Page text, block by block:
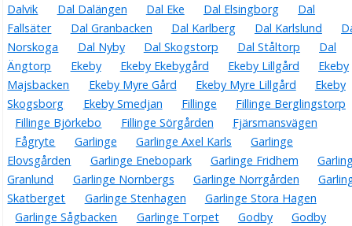
Dalvik
Dal Dalängen Dal Eke Dal Elsingborg
Dal
Fallsäter
Dal Granbacken Dal Karlberg Dal Karlslund
Norskoga
Dal Nyby Dal Skogstorp Dal Ståltorp
Dal
Ängtorp
Ekeby Ekeby Ekebygård Ekeby Lillgård
Ekeby
Majsbacken
Ekeby Myre Gård Ekeby Myre Lillgård
Ekeby
Skogsborg
Ekeby Smedjan Fillinge
Fillinge Berglingstorp
Fillinge Björkebo
Fillinge Sörgården
Fjärsmansvägen
Fågryte
Garlinge Garlinge Axel Karls
Garlinge
Elovsgården
Garlinge Enebopark Garlinge Fridhem
Granlund
Garlinge Nornbergs Garlinge Norrgården
Skatberget
Garlinge Stenhagen
Garlinge Stora Hagen
Garlinge Sågbacken
Garlinge Torpet Godby
Godby